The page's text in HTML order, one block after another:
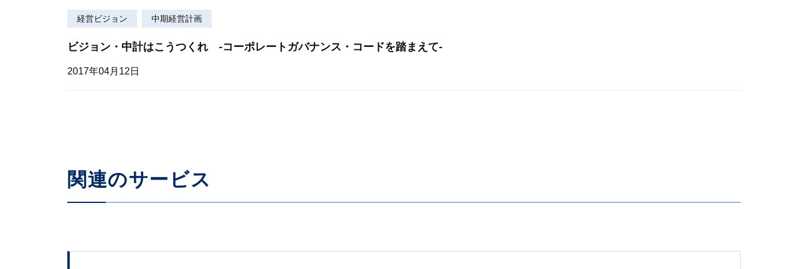
経営ビジョン 中期経営計画
ビジョン・中計はこうつくれ ‐コーポレートガバナンス・コードを踏まえて‐
2017年04月12日
関連のサービス